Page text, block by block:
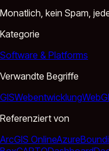
Monatlich, kein Spam,
Kategorie
Software & Platforms
Verwandte Begriffe
GISWebentwicklung
Referenziert von
ArcGIS OnlineAzure